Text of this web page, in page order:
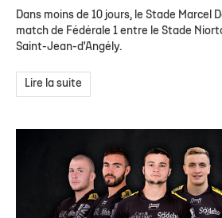
Dans moins de 10 jours, le Stade Marcel
match de Fédérale 1 entre le Stade
Saint-Jean-d'Angély.
Lire la suite